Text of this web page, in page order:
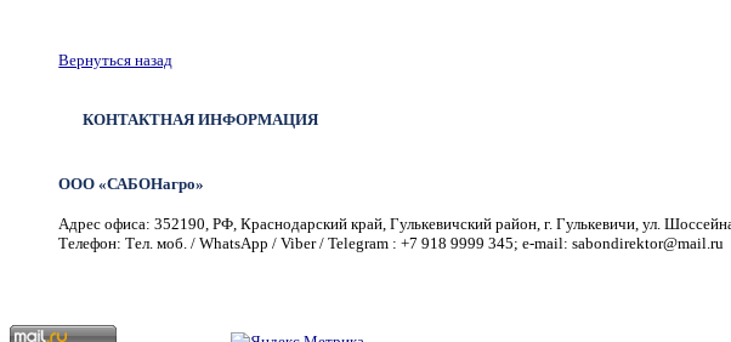
Вернуться назад
КОНТАКТНАЯ ИНФОРМАЦИЯ
ООО «САБОНагро»
Адрес офиса: 352190, РФ, Краснодарский край, Гулькевичский район, г. Гулькевичи, ул.
Телефон: Тел. моб. / WhatsApp / Viber / Telegram : +7 918 9999 345; e-mail: sabondirektor@mail.ru